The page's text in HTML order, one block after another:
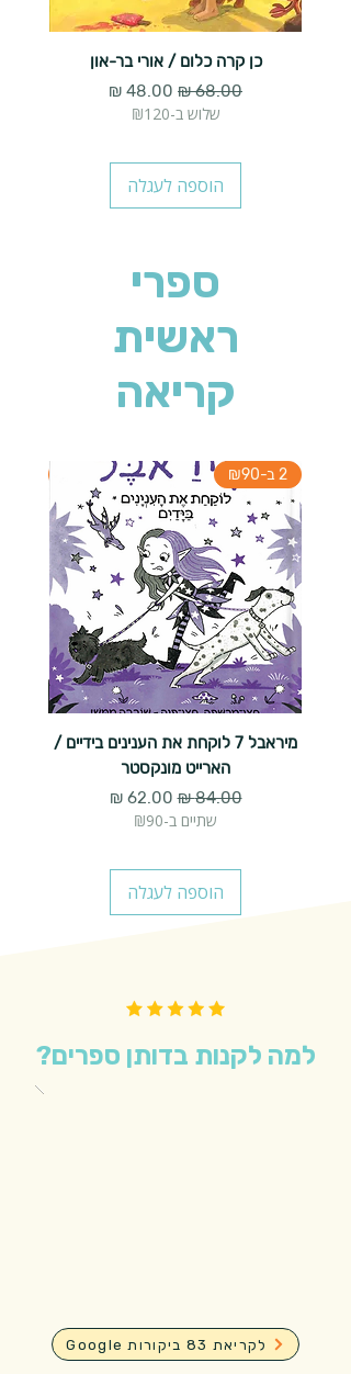
כן קרה כלום / אורי בר-און
מחיר רגיל מחיר מבצע
שלוש ב-₪120
הוספה לעגלה
ספרי
ראשית
קריאה
2 ב-₪90
מיראבל 7 לוקחת את הענינים בידיים /
הארייט מונקסטר
מחיר רגיל‏84.00 ‏₪ מחיר מבצע
שתיים ב-₪90
הוספה לעגלה
למה לקנות בדותן ספרים?
Google לקריאת 83 ביקורות